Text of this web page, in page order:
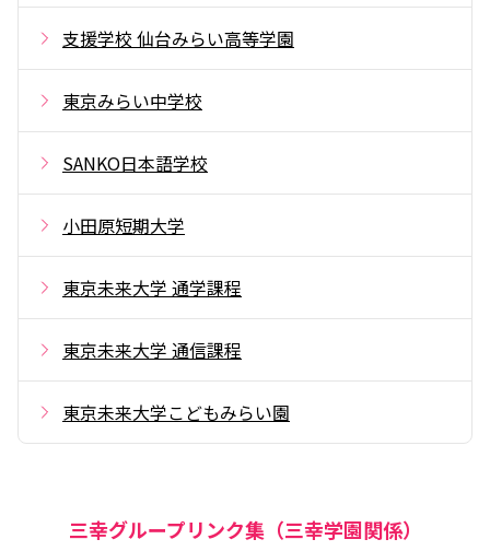
支援学校 仙台みらい高等学園
東京みらい中学校
SANKO日本語学校
小田原短期大学
東京未来大学 通学課程
東京未来大学 通信課程
東京未来大学こどもみらい園
三幸グループリンク集（三幸学園関係）